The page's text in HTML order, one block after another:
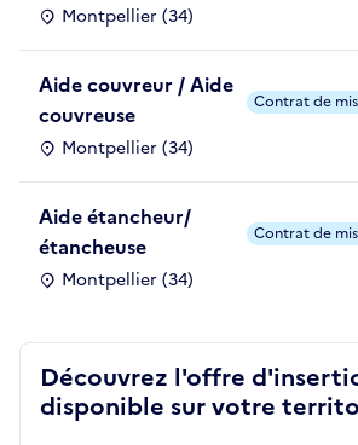
Montpellier (34)
Aide couvreur / Aide
couvreuse
Montpellier (34)
Contrat de
Aide étancheur/
étancheuse
Montpellier (34)
Contrat de
Découvrez l'offre
disponible sur votre